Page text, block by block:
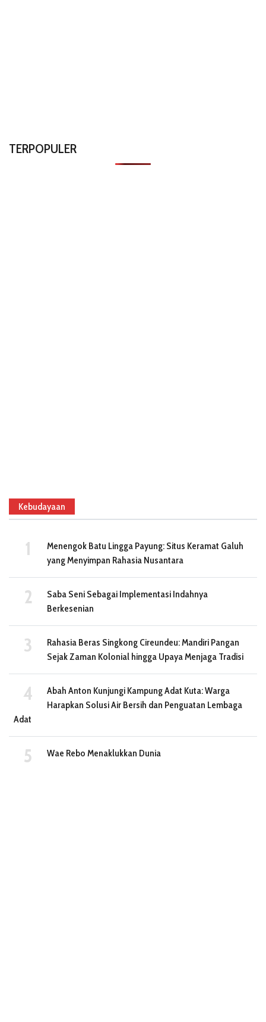
TERPOPULER
Kebudayaan
Menengok Batu Lingga Payung: Situs Keramat Galuh
yang Menyimpan Rahasia Nusantara
Saba Seni Sebagai Implementasi Indahnya
Berkesenian
Rahasia Beras Singkong Cireundeu: Mandiri Pangan
Sejak Zaman Kolonial hingga Upaya Menjaga Tradisi
Abah Anton Kunjungi Kampung Adat Kuta: Warga
Harapkan Solusi Air Bersih dan Penguatan Lembaga
Adat
Wae Rebo Menaklukkan Dunia